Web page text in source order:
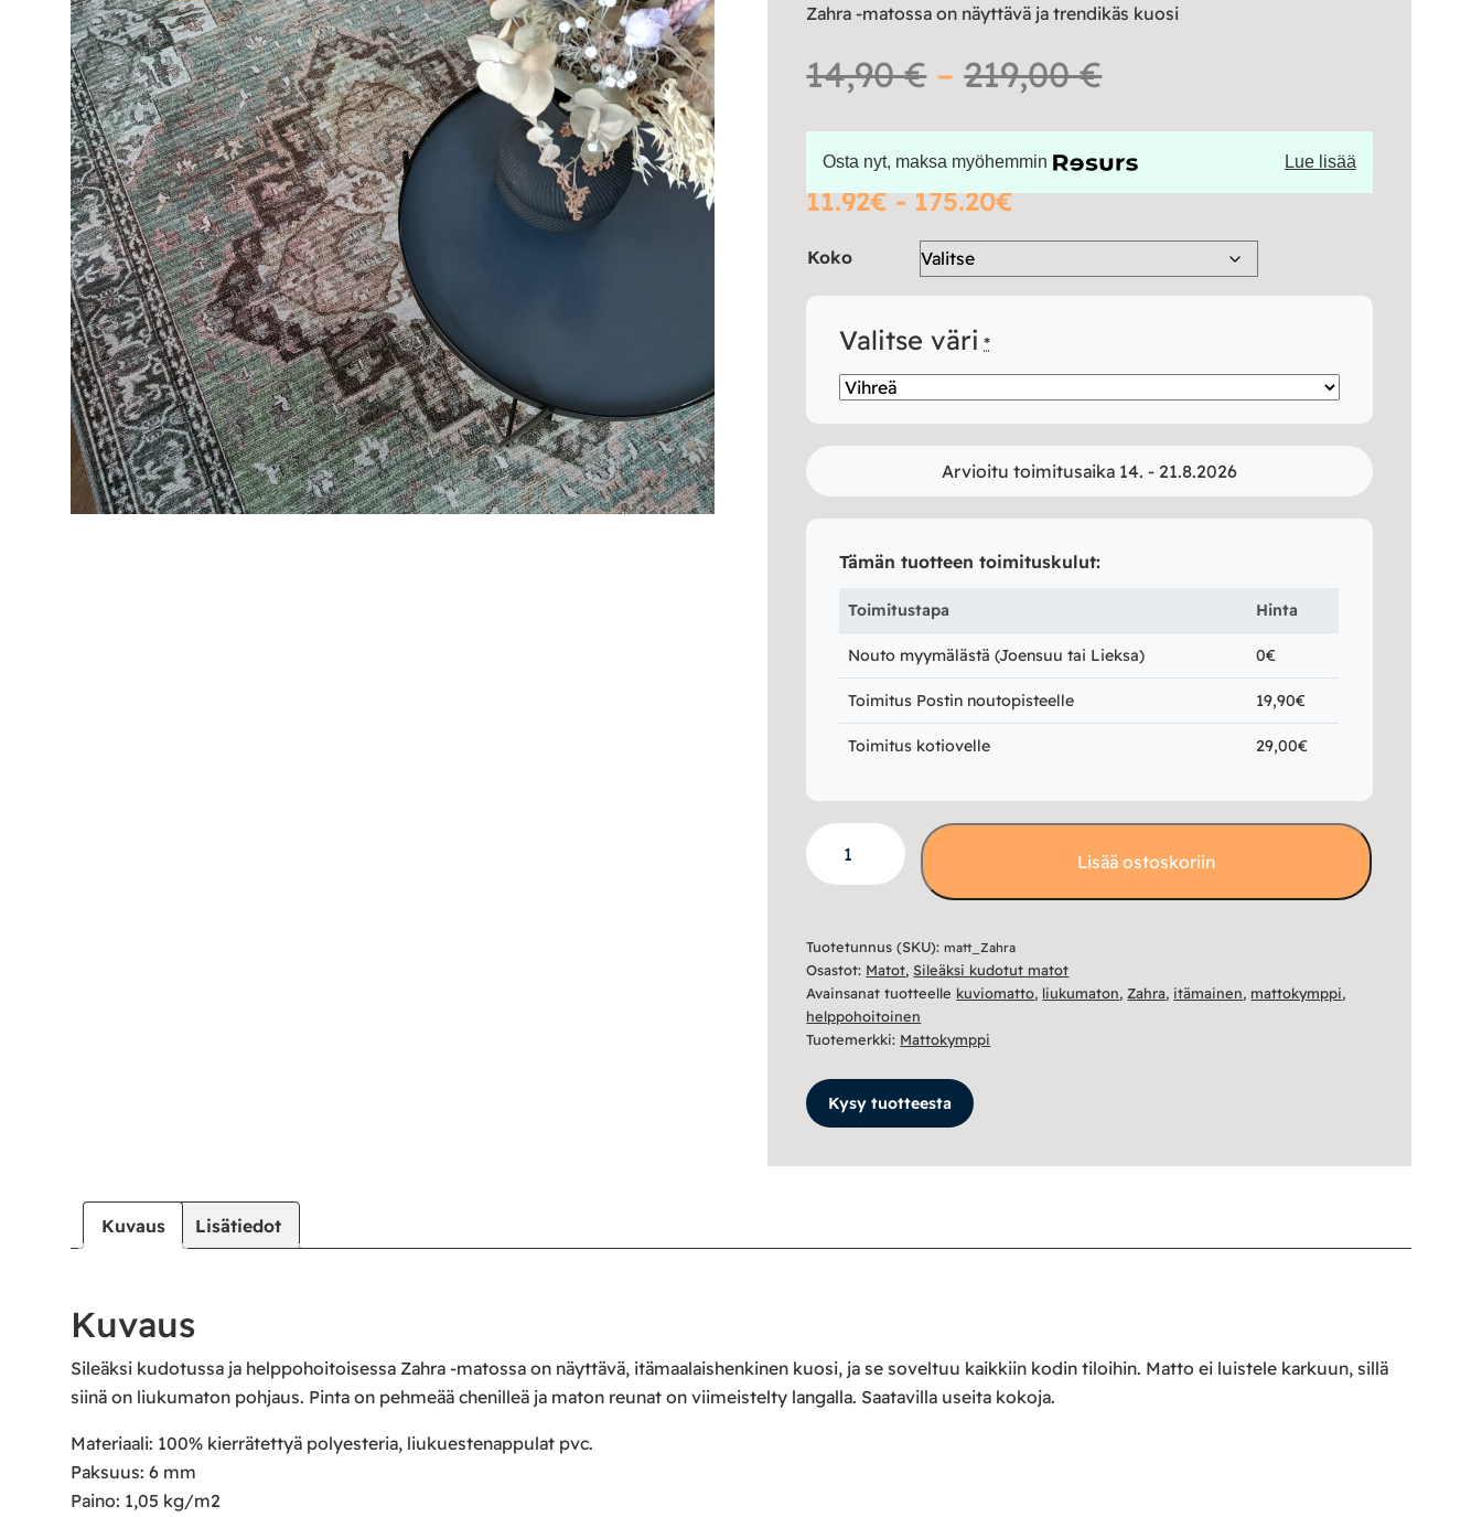
Pöydät ja tuolit
Säilytys
Työpöydät ja työtuolit
Matot
VM-Carpet
Villamatot
Sileäksi kudotut matot
Pyöreät matot
Lyhytnukkaiset matot
Kylpyhuoneen matot
Zahra -matossa on näyttävä ja trendikäs kuosi
14,90€ – 219,00€Hintaluokka:
14,90 €
-
219,00 €
Osta nyt, maksa myöhemmin Lue lisää
11.92€ - 175.20€
Koko
Valitse väri *
Arvioitu toimitusaika 14. - 21.8.2026
Tämän tuotteen toimituskulut:
Toimitustapa Hinta
Nouto myymälästä (Joensuu tai Lieksa) 0€
Toimitus Postin noutopisteelle 19,90€
Toimitus kotiovelle 29,00€
Zahra
-
kokoja
määrä
Lisää ostoskoriin
Tuotetunnus (SKU):matt_Zahra
Osastot: Matot,Sileäksi kudotut matot
Avainsanat tuotteelle kuviomatto, liukumaton, Zahra, itämainen, mattokymppi,
helppohoitoinen
Tuotemerkki: Mattokymppi
Kysy tuotteesta
Kuvaus Lisätiedot
Kuvaus
Sileäksi kudotussa ja helppohoitoisessa Zahra -matossa on näyttävä, itämaalaishenkinen kuosi, ja se soveltuu kaikkiin kodin tiloihin. Matto ei luistele karkuun, sillä
siinä on liukumaton pohjaus. Pinta on pehmeää chenilleä ja maton reunat on viimeistelty langalla. Saatavilla useita kokoja.
Materiaali: 100% kierrätettyä polyesteria, liukuestenappulat pvc.
Paksuus: 6 mm
Paino: 1,05 kg/m2